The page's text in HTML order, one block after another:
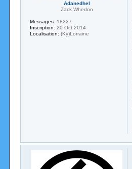
Adanedhel
Zack Whedon
Messages: 18227
Inscription: 20 Oct 2014
Localisation: (Ky)Lorraine